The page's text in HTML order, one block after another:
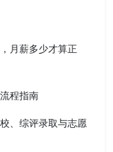
月薪多少才算正
程指南
、综评录取与志愿